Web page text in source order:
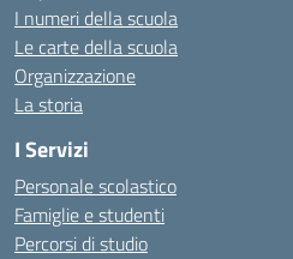
I numeri della scuola
Le carte della scuola
Organizzazione
La storia
I Servizi
Personale scolastico
Famiglie e studenti
Percorsi di studio